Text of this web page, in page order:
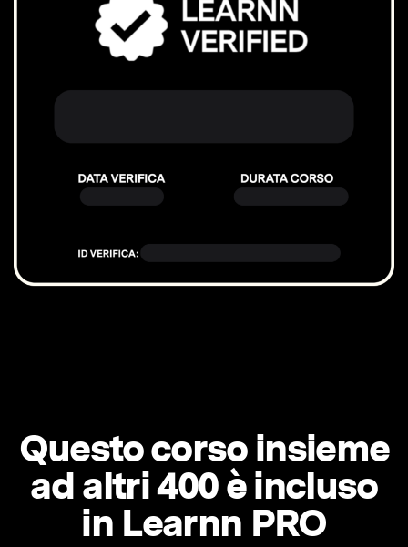
Questo corso insieme
ad altri 400 è incluso
in Learnn PRO